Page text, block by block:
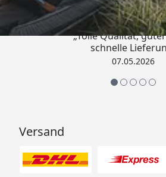
„Tolle Qualität,
schnelle
07.05.2026
Versand